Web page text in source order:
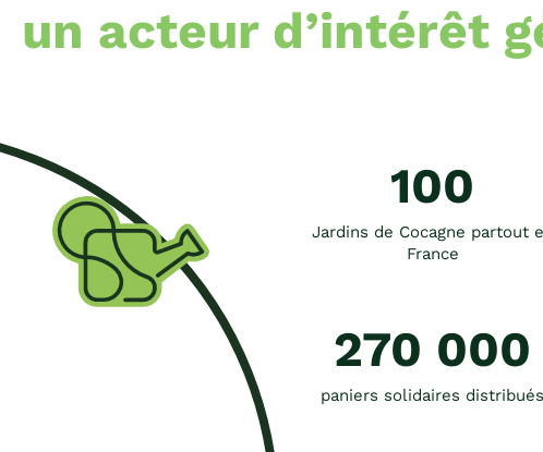
un acteur d’intérêt
Jardins de Cocagne partout
France
100
paniers solidaires distribués
270 000